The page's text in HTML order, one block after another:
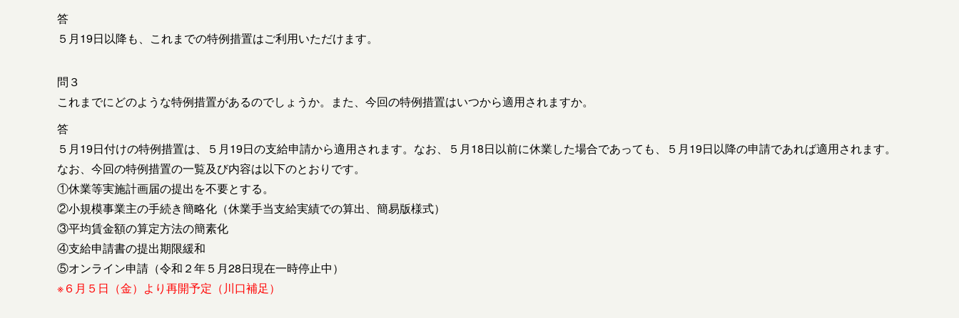
答
５月19日以降も、これまでの特例措置はご利用いただけます。
問３
これまでにどのような特例措置があるのでしょうか。また、今回の特例措置はいつから適用されますか。
答
５月19日付けの特例措置は、５月19日の支給申請から適用されます。なお、５月18日以前に休業した場合であっても、５月19日以降の申請であれば適用されます。
なお、今回の特例措置の一覧及び内容は以下のとおりです。
①休業等実施計画届の提出を不要とする。
②小規模事業主の手続き簡略化（休業手当支給実績での算出、簡易版様式）
③平均賃金額の算定方法の簡素化
④支給申請書の提出期限緩和
⑤オンライン申請（令和２年５月28日現在一時停止中）
※６月５日（金）より再開予定（川口補足）